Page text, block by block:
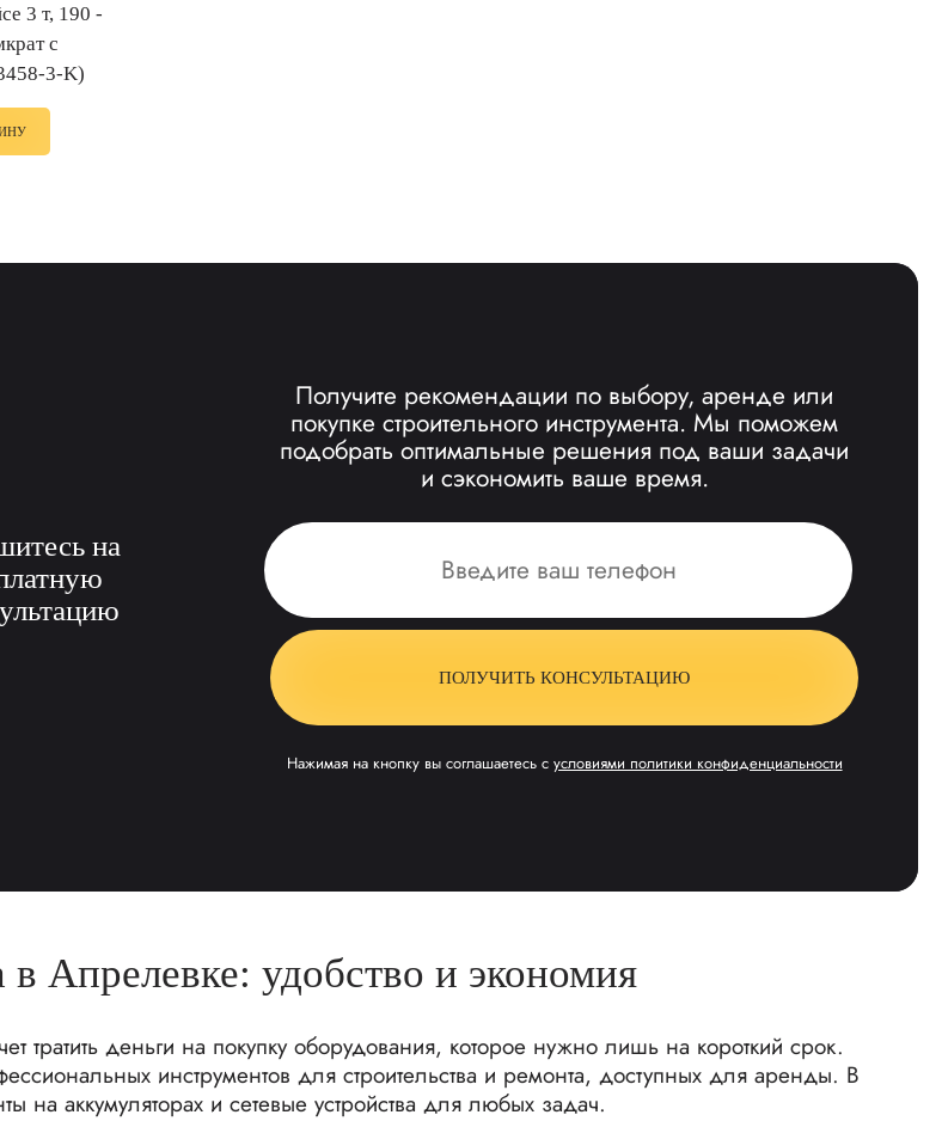
3 т, 190 -
с
3-K)
на
Получите рекомендации по выбору, аренде или
покупке строительного инструмента. Мы поможем
подобрать оптимальные решения под ваши задачи
и сэкономить ваше время.
ПОЛУЧИТЬ КОНСУЛЬТАЦИЮ
Нажимая на кнопку вы соглашаетесь с условиями политики конфиденциальности
Апрелевке: удобство и экономия
тратить деньги на покупку оборудования, которое нужно лишь на короткий срок.
инструментов для строительства и ремонта, доступных для аренды. В
на аккумуляторах и сетевые устройства для любых задач.